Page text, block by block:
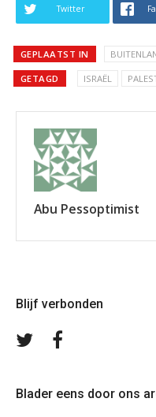
Twitter
GEPLAATST IN
GETAGD ISRAËL
Abu Pessoptimist
Blijf verbonden
Volg
Blader eens door ons